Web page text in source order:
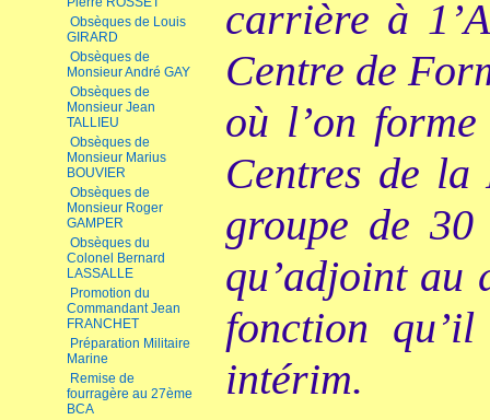
Obsèques de Louis
GIRARD
Obsèques de
Monsieur André GAY
Obsèques de
Monsieur Jean
TALLIEU
Obsèques de
Monsieur Marius
BOUVIER
Obsèques de
Monsieur Roger
GAMPER
Obsèques du
Colonel Bernard
LASSALLE
Promotion du
Commandant Jean
FRANCHET
Préparation Militaire
Marine
Remise de
fourragère au 27ème
BCA
carrière à
Centre de
où l’on
Centres de
groupe de 30
qu’adjoint au
fonction
intérim.